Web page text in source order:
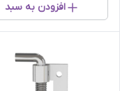
افزودن به سبد